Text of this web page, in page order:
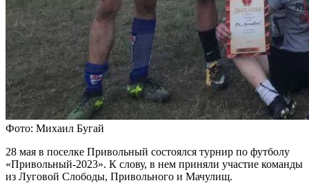
Фото: Михаил Бугай
28 мая в поселке Привольный состоялся турнир по футболу
«Привольный-2023». К слову, в нем приняли участие команды
из Луговой Слободы, Привольного и Мачулищ.